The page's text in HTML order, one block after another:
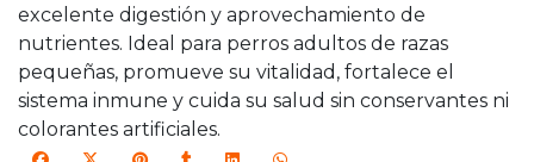
excelente digestión y aprovechamiento de
nutrientes. Ideal para perros adultos de razas
pequeñas, promueve su vitalidad, fortalece el
sistema inmune y cuida su salud sin conservantes ni
colorantes artificiales.